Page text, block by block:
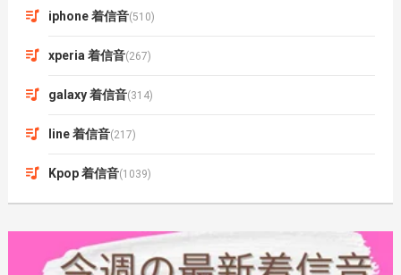
iphone 着信音(510)
xperia 着信音(267)
galaxy 着信音(314)
line 着信音(217)
Kpop 着信音(1039)